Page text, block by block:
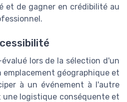
et de gagner en crédibilité au
lors de la sélection d'un
emplacement géographique et
à un événement à l'autre
logistique conséquente et